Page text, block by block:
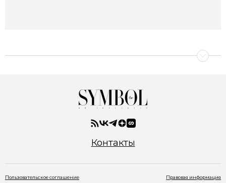
Контакты
Пользовательское соглашение Правовая информация